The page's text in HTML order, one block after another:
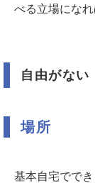
べる立場になれ
自由がない
場所
基本自宅ででき